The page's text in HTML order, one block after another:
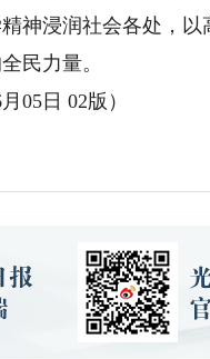
神浸润社会各处，
民力量。
日 02版）